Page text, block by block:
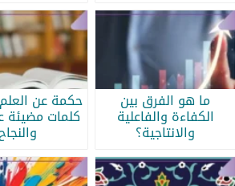
ما هو الفرق بين
الكفاءة والفاعلية
والانتاجية؟
حكمة عن
كلمات مضيئة